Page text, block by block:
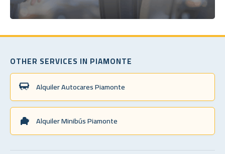
OTHER SERVICES IN PIAMONTE
Alquiler Autocares Piamonte
Alquiler Minibús Piamonte